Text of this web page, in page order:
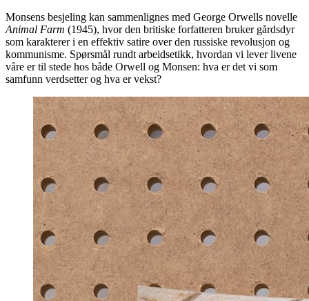
Monsens besjeling kan sammenlignes med George Orwells novelle
Animal Farm (1945), hvor den britiske forfatteren bruker gårdsdyr
som karakterer i en effektiv satire over den russiske revolusjon og
kommunisme. Spørsmål rundt arbeidsetikk, hvordan vi lever livene
våre er til stede hos både Orwell og Monsen: hva er det vi som
samfunn verdsetter og hva er vekst?